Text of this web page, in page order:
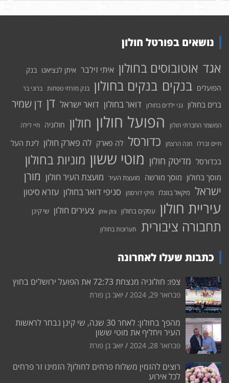
נושאים בפורטל חולון
אגד אוטובוסים בחולון איתי זילבר איתן לנציאנו בנק
הפועלים בנקים בנקים בחולון בנק מזרחי טפחות ברוני בר
ברים בחולון גני ילדים בחולון דואר בחולון דואר ישראל דן דן שמיר
המשמר החברתי חולון הפועל חולון חולון חולוניה חיי לילה
חיים זברלו חנה הרצמן כדורסל לה פארק לה פארק חולון ליגת העל
בכדורסל מדיטק חולון מוטי ששון מוניות בחולון
מוסך בחולון מוסך מורשה מועצת העיר מועצת העיר חולון מורן
ישראל מיקאל בוזגלו מיקי דורסמן סניפי דואר בחולון עזרא סיטון
עיריית חולון עסקים בחולון צוק איתן צעירים חולון שי קינן
תחבורה ציבורית תערוכות בחולון
כתבות שעלו לאחרונה
צפו: חולוניה מנצחת 72:73 את הפועל ירושלים בחוץ
פברואר 29, 2024 יואב בן פורת
מהפך בחולון: לאחר 30 שנה, שי קינן נבחר לראשות
העיר ויחליף את מוטי ששון
פברואר 28, 2024 יואב בן פורת
רוצים להזמין משלוח פרחים לחולון? הזמינו זר פרחים
לכל אירוע